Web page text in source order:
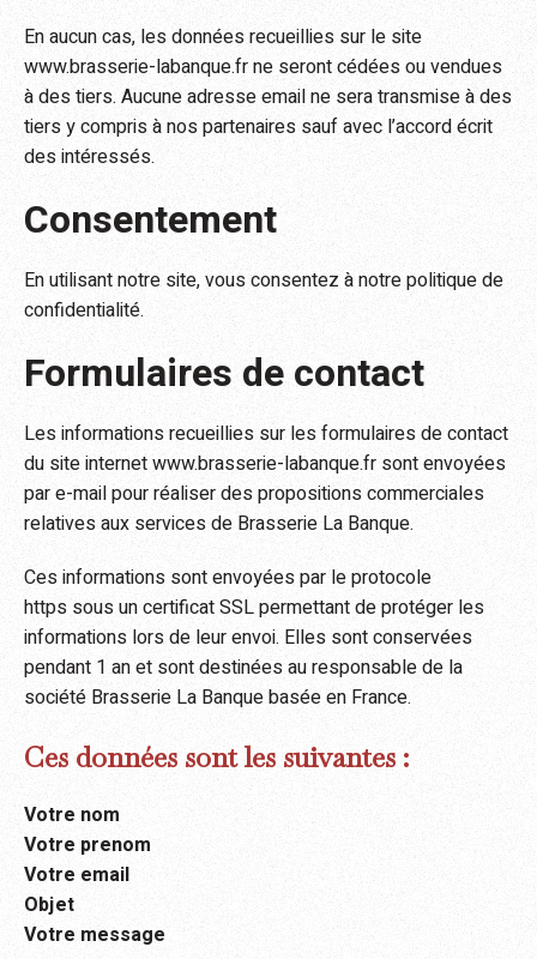
En aucun cas, les données recueillies sur le site
www.brasserie-labanque.fr ne seront cédées ou vendues
à des tiers. Aucune adresse email ne sera transmise à des
tiers y compris à nos partenaires sauf avec l’accord écrit
des intéressés.
Consentement
En utilisant notre site, vous consentez à notre politique de
confidentialité.
Formulaires de contact
Les informations recueillies sur les formulaires de contact
du site internet www.brasserie-labanque.fr sont envoyées
par e-mail pour réaliser des propositions commerciales
relatives aux services de Brasserie La Banque.
Ces informations sont envoyées par le protocole
https sous un certificat SSL permettant de protéger les
informations lors de leur envoi. Elles sont conservées
pendant 1 an et sont destinées au responsable de la
société Brasserie La Banque basée en France.
Ces données sont les suivantes :
Votre nom
Votre prenom
Votre email
Objet
Votre message